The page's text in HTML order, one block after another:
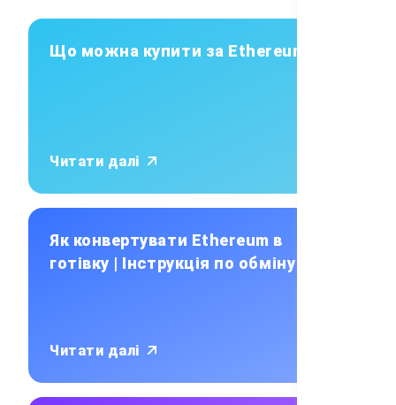
Що можна купити за Ethereum?
Читати далі
Як конвертувати Ethereum в
готівку | Інструкція по обміну ETH
Читати далі